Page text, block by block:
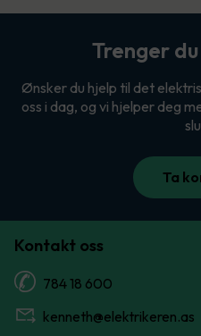
Trenger
Ønsker du hjelp til det
oss i dag, og vi hjelper deg
Ta
Kontakt oss
784 18 600
kenneth@elektrikeren.as